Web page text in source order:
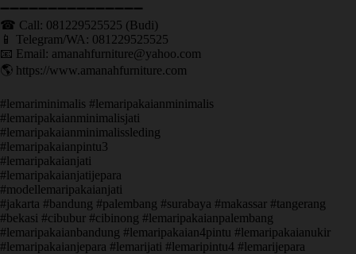
➖➖➖➖➖➖➖➖➖➖➖➖➖➖➖ ㅤ
☎ Call: 081229525525 (Budi)
📱 Telegram/WA: 081229525525
📧 Email: amanahfurniture@yahoo.com
🌎 https://www.amanahfurniture.com
#lemariminimalis #lemaripakaianminimalis
#lemaripakaianminimalisjati
#lemaripakaianminimalissleding
#lemaripakaianpintu3
#lemaripakaianjati
#lemaripakaianjatijepara
#modellemaripakaianjati
#jakarta #bandung #palembang #surabaya #makassar #tangerang
#bekasi #cibubur #cibinong #lemaripakaianpalembang
#lemaripakaianbandung #lemaripakaian4pintu #lemaripakaianukir
#lemaripakaianjepara #lemarijati #lemaripintu4 #lemarijepara